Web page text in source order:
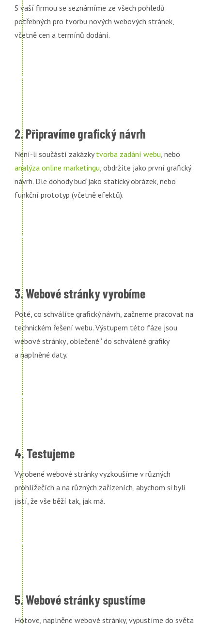
S vaší firmou se seznámíme ze všech pohledů
potřebných pro tvorbu nových webových stránek,
včetně cen a termínů dodání.
2. Připravíme grafický návrh
Není-li součástí zakázkytvorba zadání webu, nebo
analýza online marketingu, obdržíte jako první grafický
návrh. Dle dohody buď jako statický obrázek, nebo
funkční prototyp (včetně efektů).
3. Webové stránky vyrobíme
Poté, co schválíte grafický návrh, začneme pracovat na
technickém řešení webu. Výstupem této fáze jsou
webové stránky „oblečené“ do schválené grafiky
a naplněné daty.
4. Testujeme
Vyrobené webové stránky vyzkoušíme v různých
prohlížečích a na různých zařízeních, abychom si byli
jistí, že vše běží tak, jak má.
5. Webové stránky spustíme
Hotové, naplněné webové stránky, vypustíme do světa